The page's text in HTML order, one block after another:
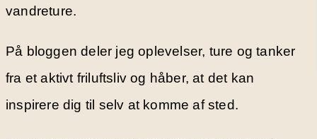
vandreture.
På bloggen deler jeg oplevelser, ture og tanker
fra et aktivt friluftsliv og håber, at det kan
inspirere dig til selv at komme af sted.